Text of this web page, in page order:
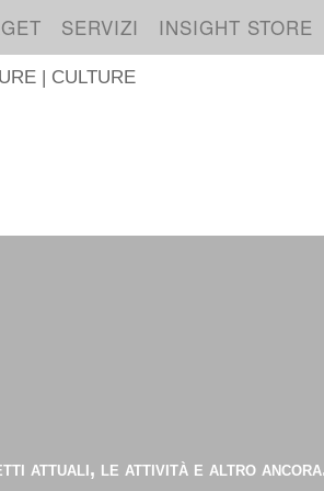
SERVIZI INSIGHT STORE
| CULTURE
attuali, le attività e altro